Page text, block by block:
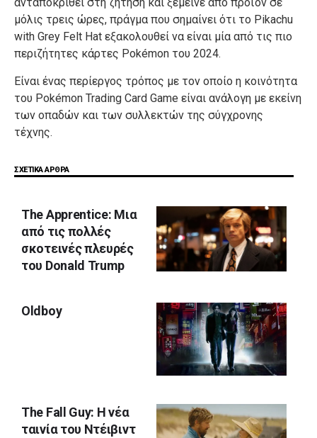
μόλις τρεις ώρες, πράγμα που σημαίνει ότι το Pikachu
with Grey Felt Hat εξακολουθεί να είναι μία από τις πιο
περιζήτητες κάρτες Pokémon του 2024.
Είναι ένας περίεργος τρόπος με τον οποίο η κοινότητα
του Pokémon Trading Card Game είναι ανάλογη με εκείνη
των οπαδών και των συλλεκτών της σύγχρονης
τέχνης.
ΣΧΕΤΙΚΑ ΑΡΘΡΑ
The Apprentice: Mια
από τις πολλές
σκοτεινές πλευρές
του Donald Trump
Oldboy
The Fall Guy: H νέα
ταινία του Ντέιβιντ